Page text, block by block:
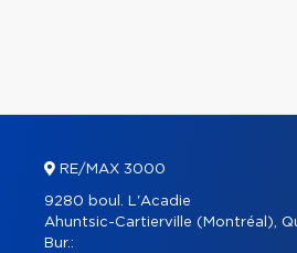
RE/MAX 3000
9280 boul. L'Acadie
Ahuntsic-Cartierville (Montréal),
Bur.: